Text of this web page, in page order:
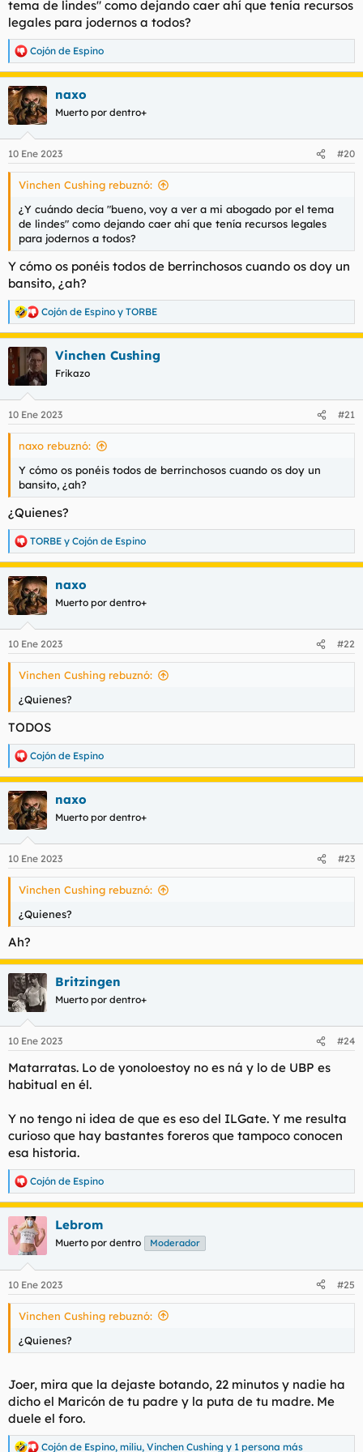
tema de lindes" como dejando caer ahí que tenía recursos
legales para jodernos a todos?
R
e
a
c
c
i
e
s
Cojón de Espino
naxo
Muerto por dentro+
10 Ene 2023 #20
Vinchen Cushing rebuznó:
¿Y cuándo decía "bueno, voy a ver a mi abogado por el tema
de lindes" como dejando caer ahí que tenía recursos legales
para jodernos a todos?
Y cómo os ponéis todos de berrinchosos cuando os doy un
bansito, ¿ah?
R
e
a
c
c
i
e
s
Cojón de Espino y TORBE
Vinchen Cushing
Frikazo
10 Ene 2023 #21
naxo rebuznó:
Y cómo os ponéis todos de berrinchosos cuando os doy un
bansito, ¿ah?
¿Quienes?
R
e
a
c
c
i
e
s
TORBE y Cojón de Espino
naxo
Muerto por dentro+
10 Ene 2023 #22
Vinchen Cushing rebuznó:
¿Quienes?
TODOS
R
e
a
c
c
i
e
s
Cojón de Espino
naxo
Muerto por dentro+
10 Ene 2023 #23
Vinchen Cushing rebuznó:
¿Quienes?
Ah?
Britzingen
Muerto por dentro+
10 Ene 2023 #24
Matarratas. Lo de yonoloestoy no es ná y lo de UBP es
habitual en él.
Y no tengo ni idea de que es eso del ILGate. Y me resulta
curioso que hay bastantes foreros que tampoco conocen
esa historia.
R
e
c
c
e
s
Cojón de Espino
Lebrom
Muerto por dentro Moderador
10 Ene 2023 #25
Vinchen Cushing rebuznó:
¿Quienes?
Joer, mira que la dejaste botando, 22 minutos y nadie ha
dicho el Maricón de tu padre y la puta de tu madre. Me
duele el foro.
Cojón de Espino, miliu, Vinchen Cushing y 1 persona más